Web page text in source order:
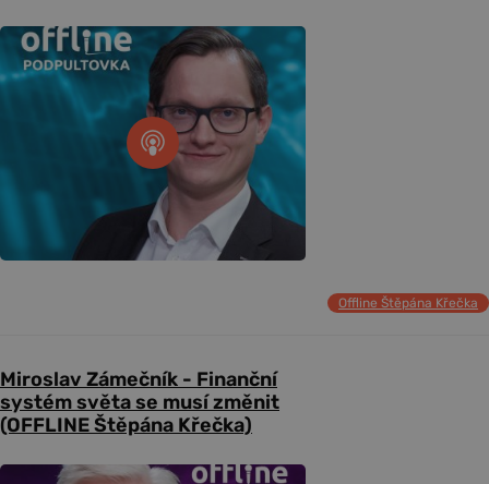
Offline Štěpána Křečka
Miroslav Zámečník - Finanční
systém světa se musí změnit
(OFFLINE Štěpána Křečka)